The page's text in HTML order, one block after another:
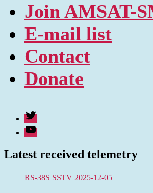
Join AMSAT-
E-mail list
Contact
Donate
Twitter
Youtube
Latest received telemetry
RS-38S SSTV 2025-12-05